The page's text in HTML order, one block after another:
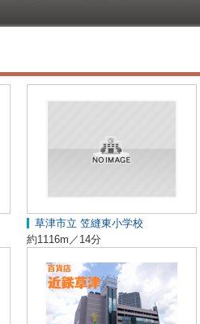
草津市立 笠縫東小学校
約1116m／14分